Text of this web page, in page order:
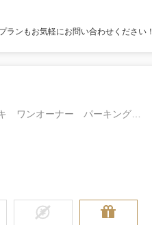
ランもお気軽にお問い合わせください！